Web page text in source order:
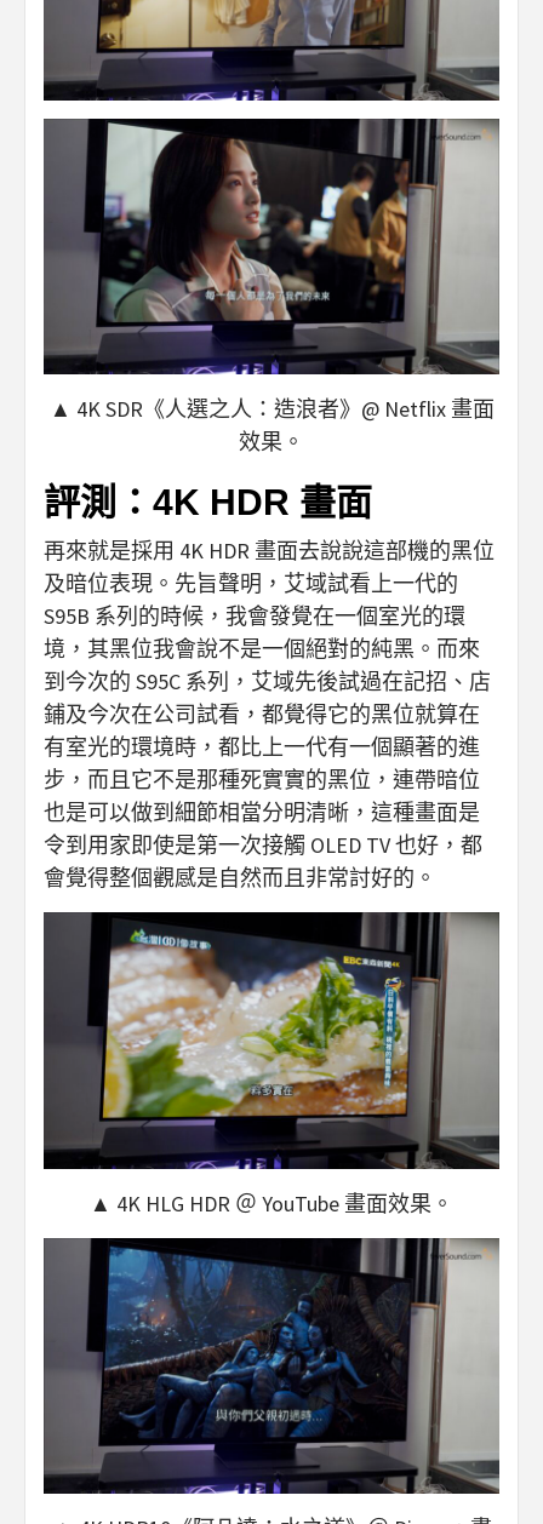
▲ 4K SDR《人選之人：造浪者》@ Netflix 畫面
效果。
評測：4K HDR 畫面
再來就是採用 4K HDR 畫面去說說這部機的黑位
及暗位表現。先旨聲明，艾域試看上一代的
S95B 系列的時候，我會發覺在一個室光的環
境，其黑位我會說不是一個絕對的純黑。而來
到今次的 S95C 系列，艾域先後試過在記招、店
鋪及今次在公司試看，都覺得它的黑位就算在
有室光的環境時，都比上一代有一個顯著的進
步，而且它不是那種死實實的黑位，連帶暗位
也是可以做到細節相當分明清晰，這種畫面是
令到用家即使是第一次接觸 OLED TV 也好，都
會覺得整個觀感是自然而且非常討好的。
▲ 4K HLG HDR ＠ YouTube 畫面效果。